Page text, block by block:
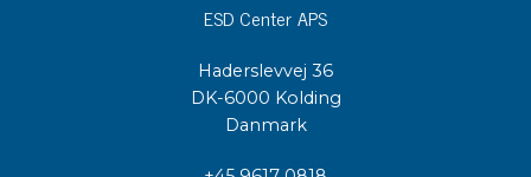
ESD Center APS
Haderslevvej 36
DK-6000 Kolding
Danmark